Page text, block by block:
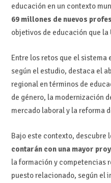
educación en un contexto
69 millones de nuevos
objetivos de educación que la
Entre los retos que el sistema
según el estudio, destaca el
regional en términos de
de género, la modernización
mercado laboral y la reforma
Bajo este contexto, descubre
contarán con una mayor
la formación y competencias
puesto relacionado, según el